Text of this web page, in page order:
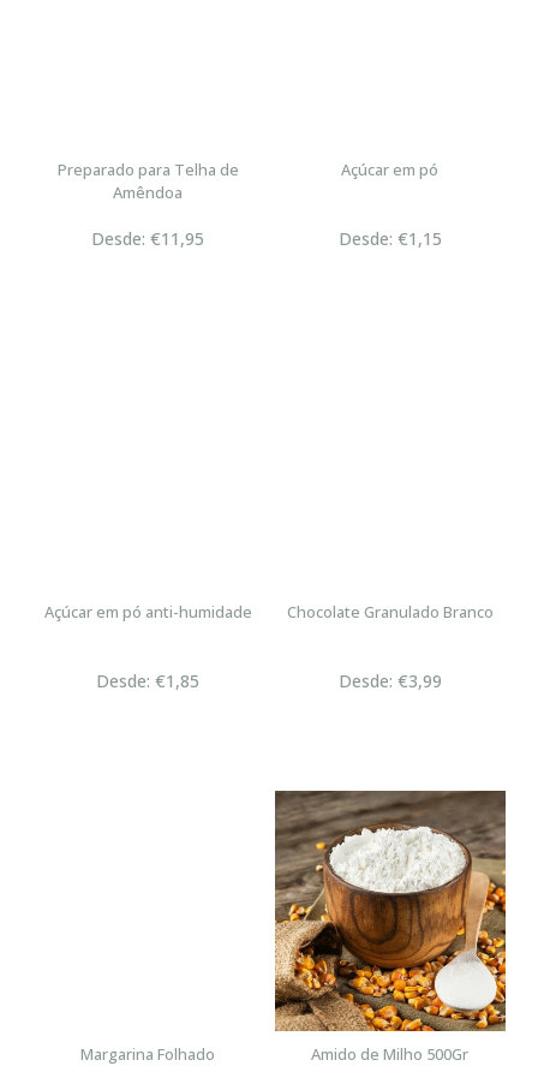
Preparado para Telha de
Amêndoa
Desde: €11,95
Açúcar em pó
Desde: €1,15
Açúcar em pó anti-humidade
Desde: €1,85
Chocolate Granulado Branco
Desde: €3,99
Margarina Folhado Amido de Milho 500Gr